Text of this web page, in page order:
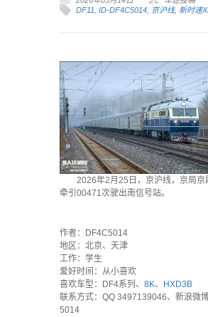
DF11, ID-DF4C5014, 京沪线, 新时速
2026年2月25日，京沪线，京局京
牵引00471次驶出南信号站。
作者：DF4C5014
地区：北京、天津
工作：学生
爱好时间：从小喜欢
喜欢车型：DF4系列、 8K、
HXD3B
联系方式：QQ 3497139046、新浪微
5014